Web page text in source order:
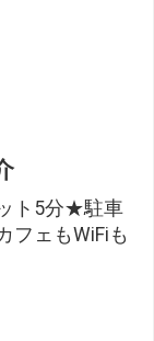
ト5分★駐車
フェもWiFiも